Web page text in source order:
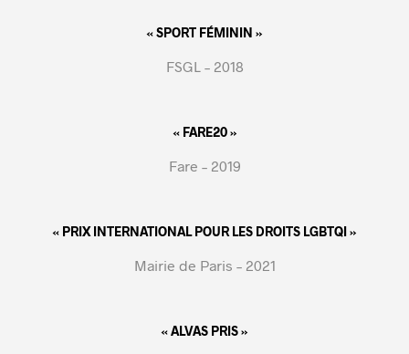
« SPORT FÉMININ »
FSGL – 2018
« FARE20 »
Fare – 2019
« PRIX INTERNATIONAL POUR LES DROITS LGBTQI »
Mairie de Paris – 2021
« ALVAS PRIS »